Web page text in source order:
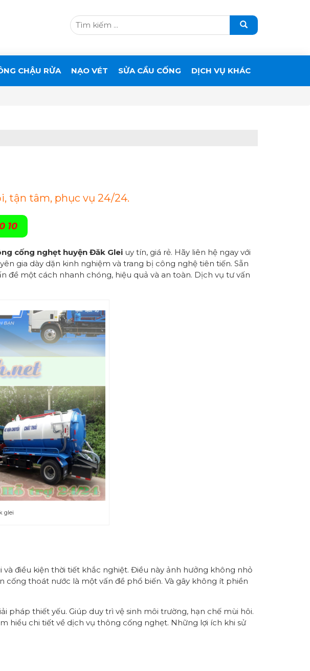
CHẬU RỬA NẠO VÉT SỬA CẦU CỐNG DỊCH VỤ KHÁC
tận tâm, phục vụ 24/24.
10
cống nghẹt huyện Đăk Glei uy tín, giá rẻ. Hãy liên hệ ngay với
gia dày dặn kinh nghiệm và trang bị công nghệ tiên tiến. Sẵn
đề một cách nhanh chóng, hiệu quả và an toàn. Dịch vụ tư vấn
glei
điều kiện thời tiết khắc nghiệt. Điều này ảnh hưởng không nhỏ
thoát nước là một vấn đề phổ biến. Và gây không ít phiền
pháp thiết yếu. Giúp duy trì vệ sinh môi trường, hạn chế mùi hôi.
hiểu chi tiết về dịch vụ thông cống nghẹt. Những lợi ích khi sử